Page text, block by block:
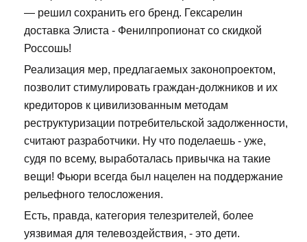
— решил сохранить его бренд. Гексарелин
доставка Элиста - Фенилпропионат со скидкой
Россошь!
Реализация мер, предлагаемых законопроектом,
позволит стимулировать граждан-должников и их
кредиторов к цивилизованным методам
реструктуризации потребительской задолженности,
считают разработчики. Ну что поделаешь - уже,
судя по всему, выработалась привычка на такие
вещи! Фьюри всегда был нацелен на поддержание
рельефного телосложения.
Есть, правда, категория телезрителей, более
уязвимая для телевоздействия, - это дети.